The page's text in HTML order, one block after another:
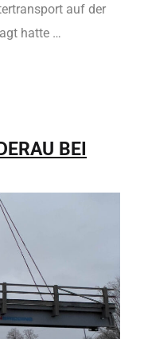
auf der
hatte …
BEI